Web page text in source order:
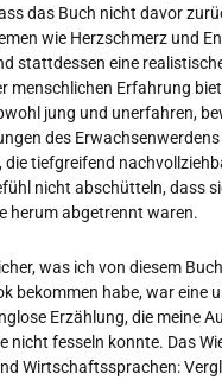
das Buch nicht davor
wie Herzschmerz und
stattdessen eine
menschlichen Erfahrung
jung und unerfahren,
des
die tiefgreifend
nicht abschütteln, dass
herum abgetrennt waren.
was ich von diesem
bekommen habe, war eine
Erzählung, die meine
nicht fesseln konnte. Das
Wirtschaftssprachen: